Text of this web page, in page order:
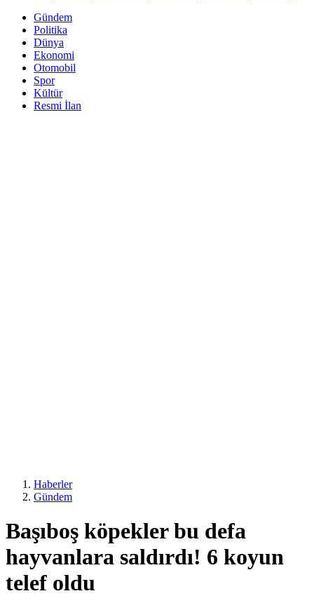
Gündem
Politika
Dünya
Ekonomi
Otomobil
Spor
Kültür
Resmi İlan
Haberler
Gündem
Başıboş köpekler bu defa
hayvanlara saldırdı! 6 koyun
telef oldu